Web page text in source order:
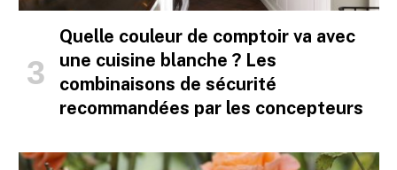
Quelle couleur de comptoir va avec
une cuisine blanche ? Les
combinaisons de sécurité
recommandées par les concepteurs